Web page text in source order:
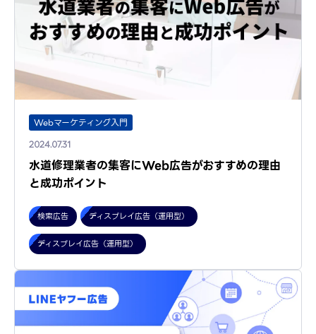
Webマーケティング入門
2024.07.31
水道修理業者の集客にWeb広告がおすすめの理由
と成功ポイント
検索広告 ディスプレイ広告（運用型）
ディスプレイ広告（運用型）